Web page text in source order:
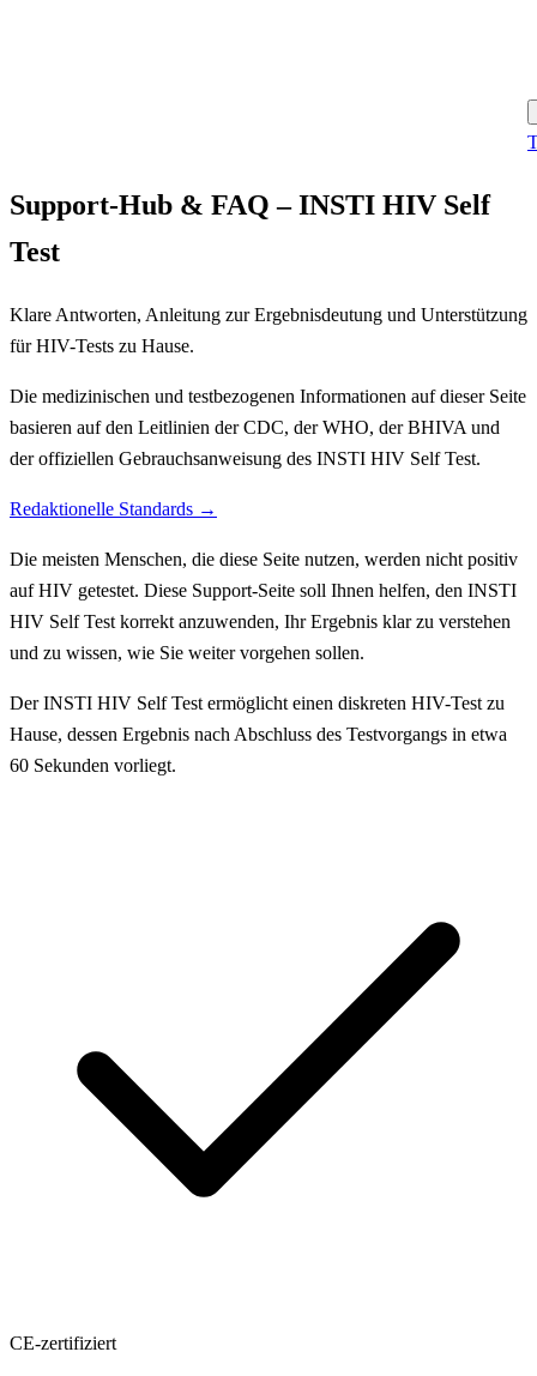
Support-Hub & FAQ – INSTI HIV Self
Test
Klare Antworten, Anleitung zur Ergebnisdeutung und Unterstützung
für HIV-Tests zu Hause.
Die medizinischen und testbezogenen Informationen auf dieser Seite
basieren auf den Leitlinien der CDC, der WHO, der BHIVA und
der offiziellen Gebrauchsanweisung des INSTI HIV Self Test.
Redaktionelle Standards →
Die meisten Menschen, die diese Seite nutzen, werden nicht positiv
auf HIV getestet. Diese Support-Seite soll Ihnen helfen, den INSTI
HIV Self Test korrekt anzuwenden, Ihr Ergebnis klar zu verstehen
und zu wissen, wie Sie weiter vorgehen sollen.
Der INSTI HIV Self Test ermöglicht einen diskreten HIV-Test zu
Hause, dessen Ergebnis nach Abschluss des Testvorgangs in etwa
60 Sekunden vorliegt.
CE-zertifiziert